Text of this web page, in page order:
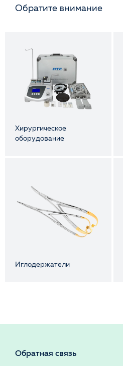
Обратите внимание
Хирургическое
оборудование
Иглодержатели
Обратная связь